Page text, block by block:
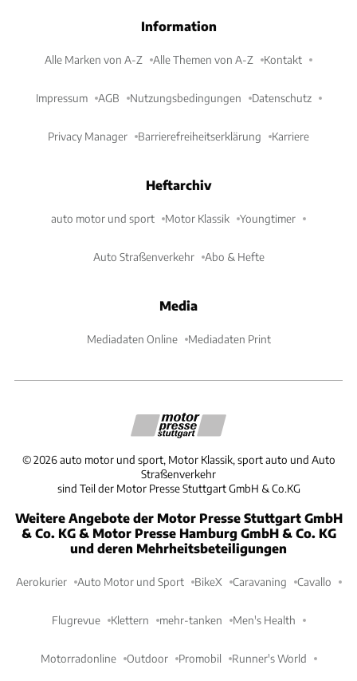
Information
Alle Marken von A-Z Alle Themen von A-Z Kontakt
Impressum AGB Nutzungsbedingungen Datenschutz
Privacy Manager Barrierefreiheitserklärung Karriere
Heftarchiv
auto motor und sport Motor Klassik Youngtimer
Auto Straßenverkehr Abo & Hefte
Media
Mediadaten Online Mediadaten Print
©2026 auto motor und sport, Motor Klassik, sport auto und Auto
Straßenverkehr
sind Teil der Motor Presse Stuttgart GmbH & Co.KG
Weitere Angebote der Motor Presse Stuttgart GmbH
& Co. KG & Motor Presse Hamburg GmbH & Co. KG
und deren Mehrheitsbeteiligungen
Aerokurier Auto Motor und Sport BikeX Caravaning Cavallo
Flugrevue Klettern mehr-tanken Men's Health
Motorradonline Outdoor Promobil Runner's World